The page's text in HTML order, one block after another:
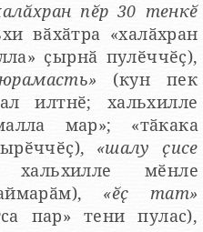
пӗр 30 тенкӗ
вӑхӑтра «халӑхран
ҫырнӑ пулӗччӗҫ),
(кун пек
илтнӗ; хальхилле
мар»; «тӑкака
«шалу ҫисе
мӗнле
«ӗҫ тат»
пар» тени пулас),